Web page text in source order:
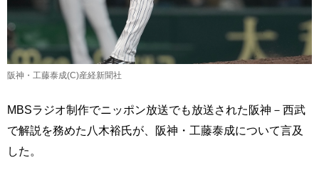
阪神・工藤泰成(C)産経新聞社
MBSラジオ制作でニッポン放送でも放送された阪神－西武
で解説を務めた八木裕氏が、阪神・工藤泰成について言及
した。